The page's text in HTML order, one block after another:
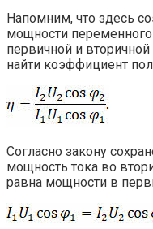
Напомним, что здесь
мощности
первичной и
найти коэффициент
Согласно закону
мощность тока во
равна мощности в